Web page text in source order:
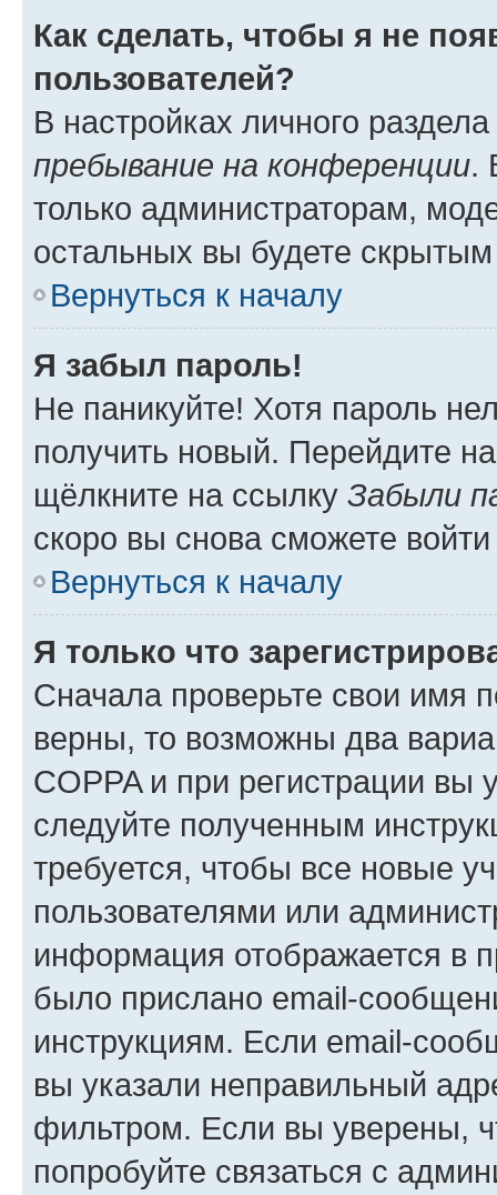
Как сделать, чтобы я не
пользователей?
В настройках личного
пребывание на конференции.
только администраторам,
остальных вы будете
Вернуться к началу
Я забыл пароль!
Не паникуйте! Хотя пароль
получить новый. Перейдите
щёлкните на ссылку Забыли
скоро вы снова сможете
Вернуться к началу
Я только что
Сначала проверьте свои имя
верны, то возможны два
COPPA и при регистрации вы
следуйте полученным
требуется, чтобы все новые
пользователями или
информация отображается в
было прислано email-
инструкциям. Если email-
вы указали неправильный
фильтром. Если вы уверены,
попробуйте связаться с